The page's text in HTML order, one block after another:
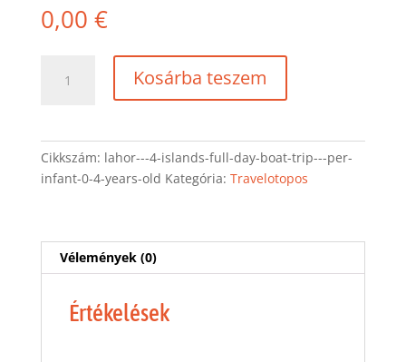
0,00 €
Full
day
Infant
Kosárba teszem
Cikkszám: lahor---4-islands-full-day-boat-trip---per-
infant-0-4-years-old Kategória: Travelotopos
Vélemények (0)
Értékelések